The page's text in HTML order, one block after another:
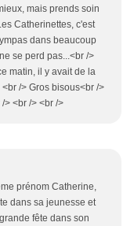
mais prends soin
Catherinettes, c'est
dans beaucoup
se perd pas...<br />
matin, il y avait de la
/> Gros bisous<br />
> <br /> <br />
prénom Catherine,
dans sa jeunesse et
fête dans son